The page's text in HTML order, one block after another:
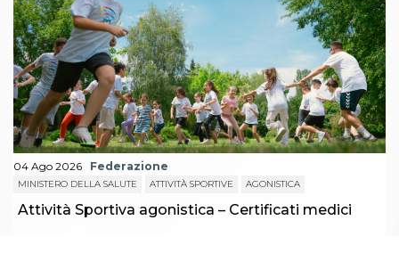
04 Ago 2026 Federazione
MINISTERO DELLA SALUTE ATTIVITÀ SPORTIVE AGONISTICA
Attività Sportiva agonistica – Certificati medici